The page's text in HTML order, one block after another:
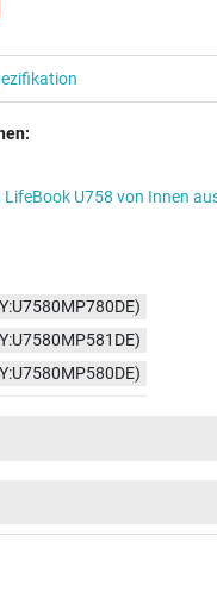
U758 von Innen